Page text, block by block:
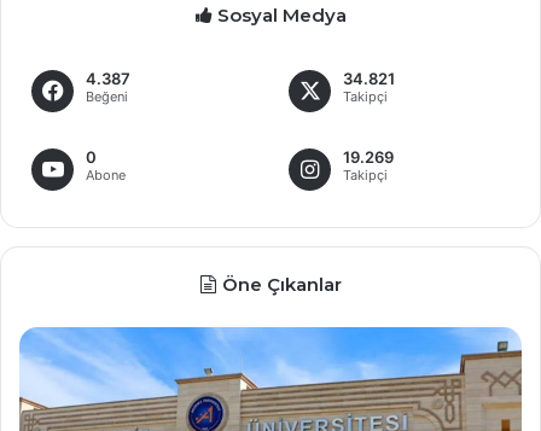
Sosyal Medya
4.387
Beğeni
34.821
Takipçi
0
Abone
19.269
Takipçi
Öne Çıkanlar
D
e
l